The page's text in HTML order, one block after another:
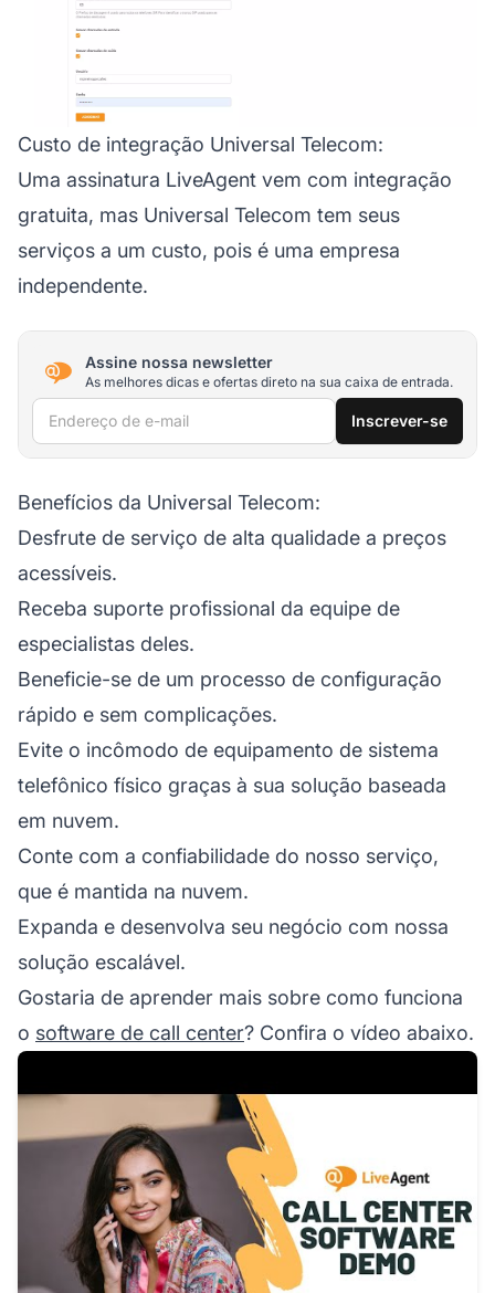
Custo de integração Universal Telecom:
Uma assinatura LiveAgent vem com integração
gratuita, mas Universal Telecom tem seus
serviços a um custo, pois é uma empresa
independente.
Assine nossa newsletter
As melhores dicas e ofertas direto na sua caixa de entrada.
Endereço de e-mail Inscrever-se
Benefícios da Universal Telecom:
Desfrute de serviço de alta qualidade a preços
acessíveis.
Receba suporte profissional da equipe de
especialistas deles.
Beneficie-se de um processo de configuração
rápido e sem complicações.
Evite o incômodo de equipamento de sistema
telefônico físico graças à sua solução baseada
em nuvem.
Conte com a confiabilidade do nosso serviço,
que é mantida na nuvem.
Expanda e desenvolva seu negócio com nossa
solução escalável.
Gostaria de aprender mais sobre como funciona
o software de call center? Confira o vídeo abaixo.